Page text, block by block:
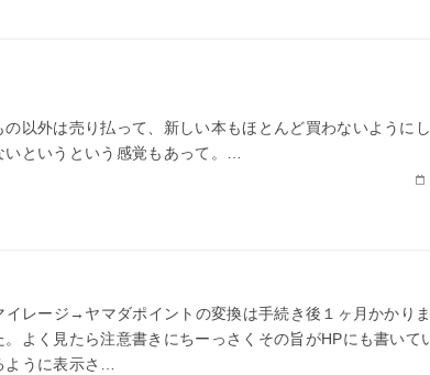
以外は売り払って、新しい本もほとんど買わないように
というという感覚もあって。
レージ→ヤマダポイントの変換は手続き後１ヶ月かかり
よく見たら注意書きにちーっさくその旨がHPにも書いて
ように表示さ…